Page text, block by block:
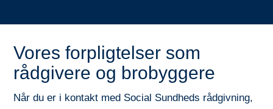
Vores forpligtelser som
rådgivere og brobyggere
Når du er i kontakt med Social Sundheds rådgivning,